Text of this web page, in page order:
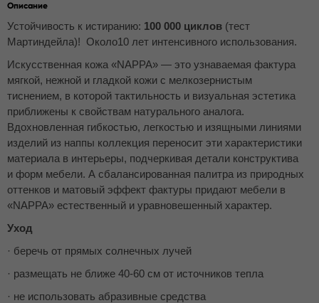
Описание
Устойчивость к истиранию: 100 000 циклов (тест
Мартиндейла)! Около10 лет интенсивного использования.
Искусственная кожа «NAPPA» — это узнаваемая фактура
мягкой, нежной и гладкой кожи с мелкозернистым
тиснением, в которой тактильность и визуальная эстетика
приближены к свойствам натурального аналога.
Вдохновленная гибкостью, легкостью и изящными линиями
изделий из наппы коллекция переносит эти характеристики
материала в интерьеры, подчеркивая детали конструктива
и форм мебели. А сбалансированная палитра из природных
оттенков и матовый эффект фактуры придают мебели в
«NAPPA» естественный и уравновешенный характер.
Уход
· беречь от прямых солнечных лучей
· размещать не ближе 40-60 см от источников тепла
· не использовать абразивные средства